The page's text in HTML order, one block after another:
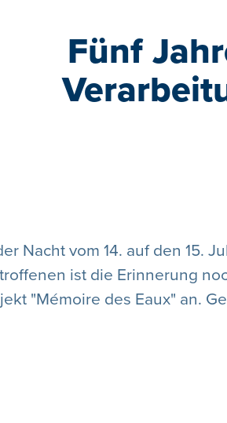
Fünf
Nacht vom 14. auf den 15.
ist die Erinnerung
"Mémoire des Eaux" an.